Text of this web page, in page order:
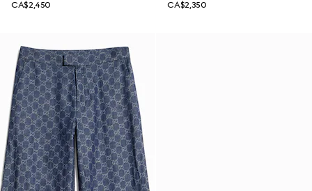
CA$2,450
CA$2,350